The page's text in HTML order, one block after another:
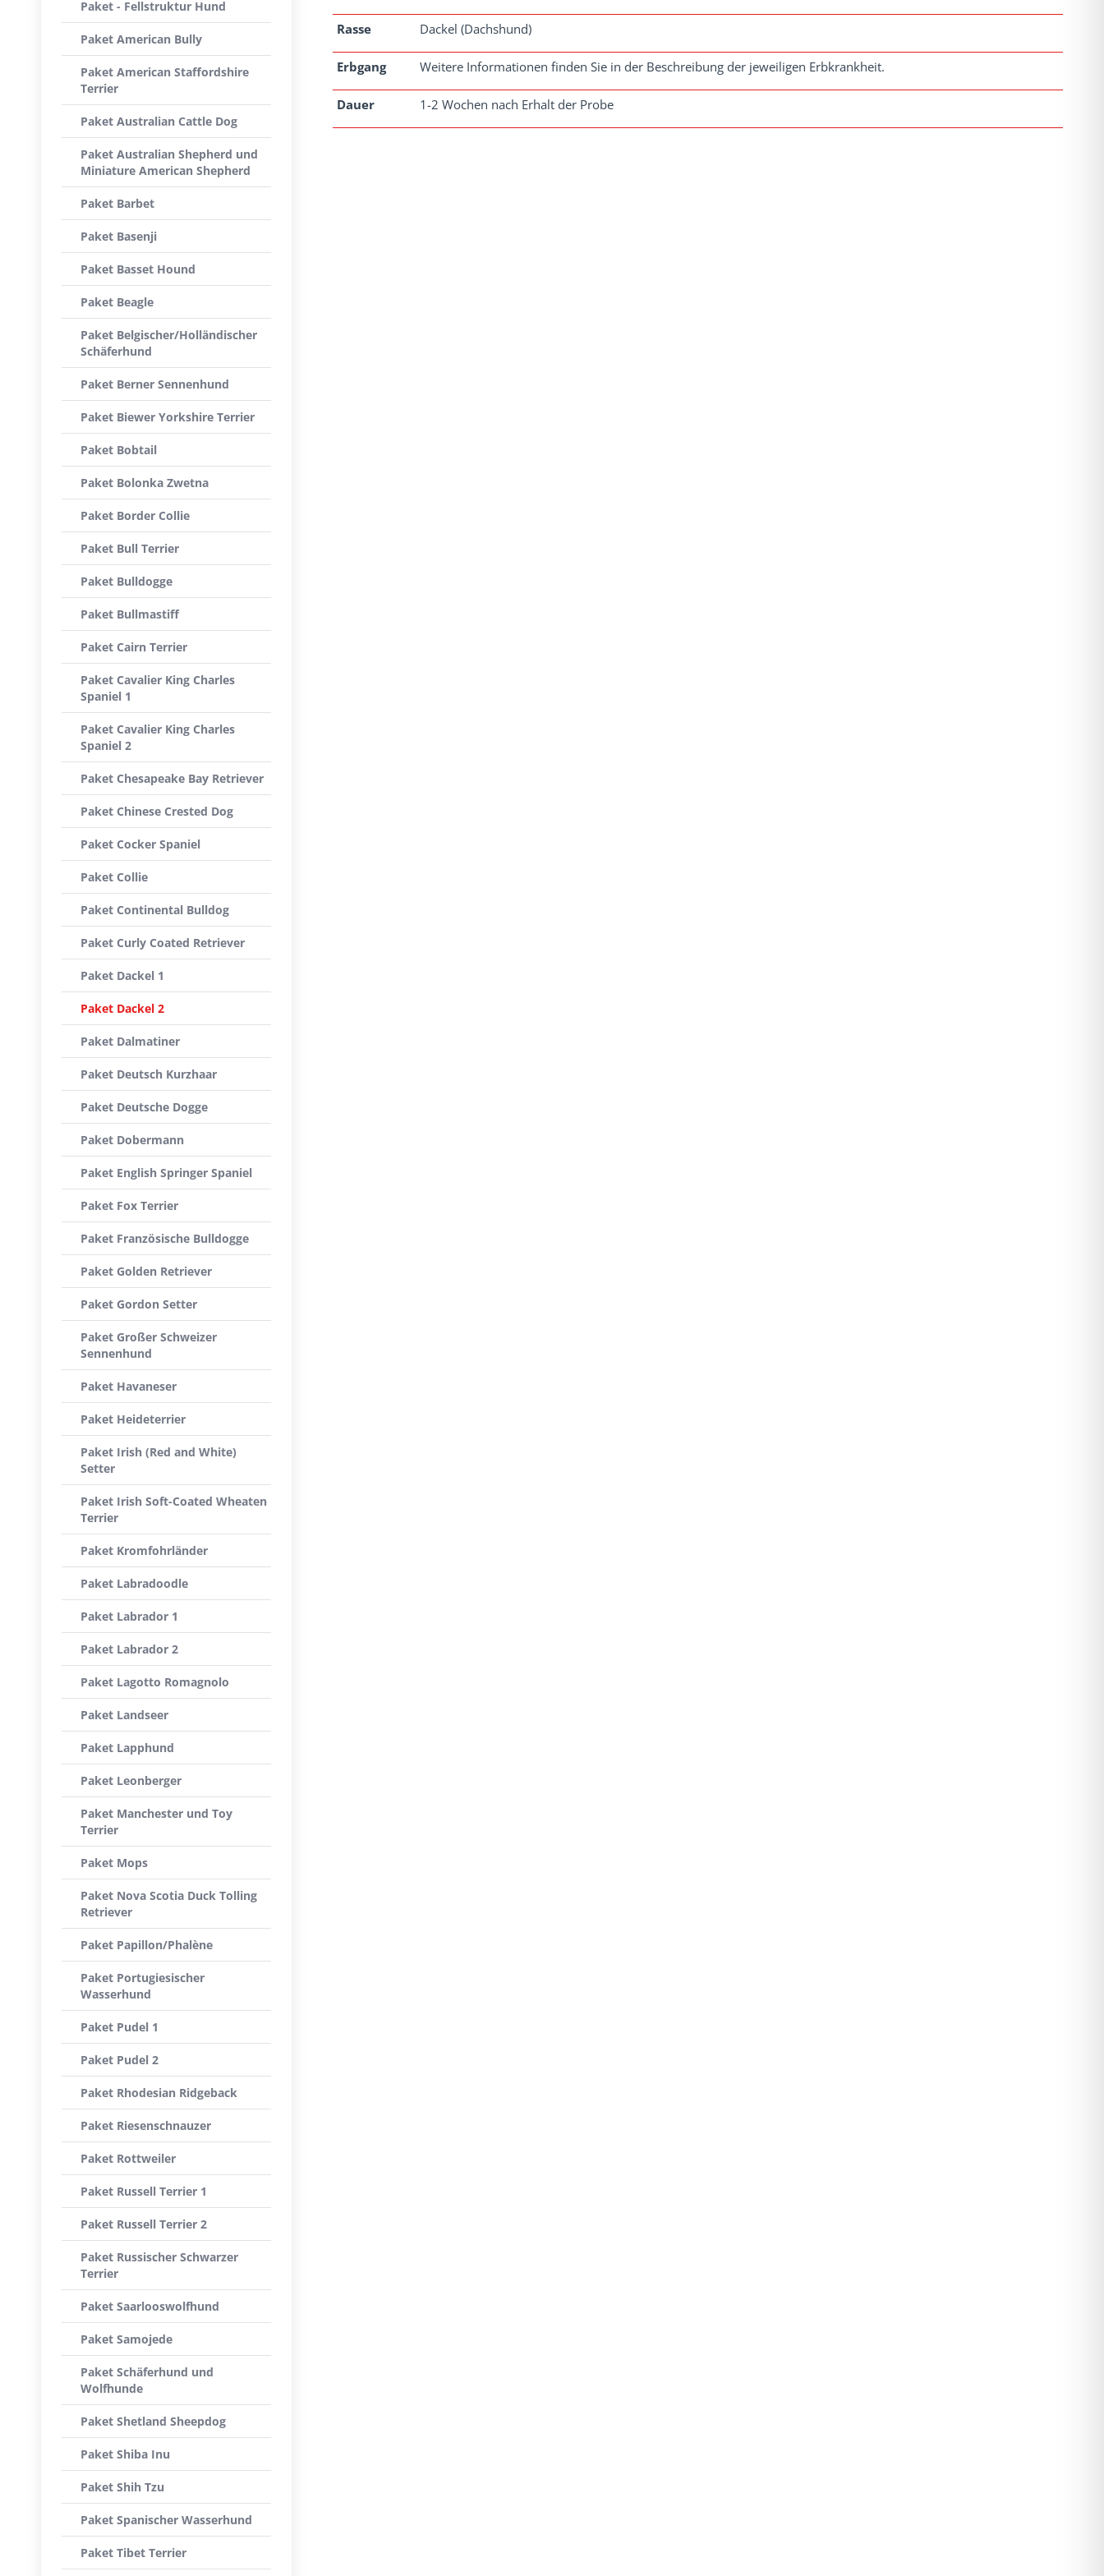
Rasse Dackel (Dachshund)
Erbgang Weitere Informationen finden Sie in der Beschreibung der jeweiligen Erbkrankheit.
Dauer 1-2 Wochen nach Erhalt der Probe
Paket - Fellstruktur Hund
Paket American Bully
Paket American Staffordshire
Terrier
Paket Australian Cattle Dog
Paket Australian Shepherd und
Miniature American Shepherd
Paket Barbet
Paket Basenji
Paket Basset Hound
Paket Beagle
Paket Belgischer/Holländischer
Schäferhund
Paket Berner Sennenhund
Paket Biewer Yorkshire Terrier
Paket Bobtail
Paket Bolonka Zwetna
Paket Border Collie
Paket Bull Terrier
Paket Bulldogge
Paket Bullmastiff
Paket Cairn Terrier
Paket Cavalier King Charles
Spaniel 1
Paket Cavalier King Charles
Spaniel 2
Paket Chesapeake Bay Retriever
Paket Chinese Crested Dog
Paket Cocker Spaniel
Paket Collie
Paket Continental Bulldog
Paket Curly Coated Retriever
Paket Dackel 1
Paket Dackel 2
Paket Dalmatiner
Paket Deutsch Kurzhaar
Paket Deutsche Dogge
Paket Dobermann
Paket English Springer Spaniel
Paket Fox Terrier
Paket Französische Bulldogge
Paket Golden Retriever
Paket Gordon Setter
Paket Großer Schweizer
Sennenhund
Paket Havaneser
Paket Heideterrier
Paket Irish (Red and White)
Setter
Paket Irish Soft-Coated Wheaten
Terrier
Paket Kromfohrländer
Paket Labradoodle
Paket Labrador 1
Paket Labrador 2
Paket Lagotto Romagnolo
Paket Landseer
Paket Lapphund
Paket Leonberger
Paket Manchester und Toy
Terrier
Paket Mops
Paket Nova Scotia Duck Tolling
Retriever
Paket Papillon/Phalène
Paket Portugiesischer
Wasserhund
Paket Pudel 1
Paket Pudel 2
Paket Rhodesian Ridgeback
Paket Riesenschnauzer
Paket Rottweiler
Paket Russell Terrier 1
Paket Russell Terrier 2
Paket Russischer Schwarzer
Terrier
Paket Saarlooswolfhund
Paket Samojede
Paket Schäferhund und
Wolfhunde
Paket Shetland Sheepdog
Paket Shiba Inu
Paket Shih Tzu
Paket Spanischer Wasserhund
Paket Tibet Terrier